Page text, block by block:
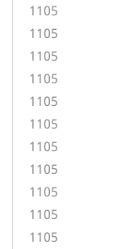
1105
1105
1105
1105
1105
1105
1105
1105
1105
1105
1105